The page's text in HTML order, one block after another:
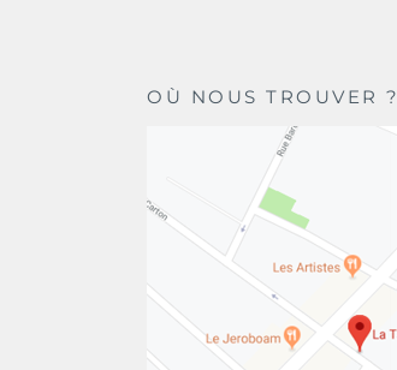
OÙ NOUS TROUVER ?